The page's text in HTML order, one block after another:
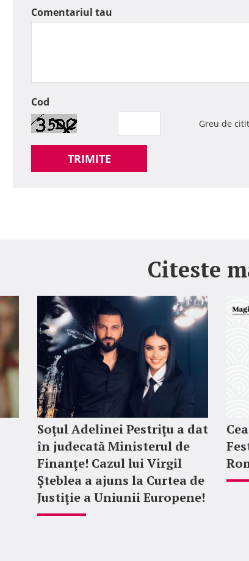
Comentariul tau
Cod
Greu de
TRIMITE
Citeste
Soţul Adelinei Pestriţu a dat
în judecată Ministerul de
Finanţe! Cazul lui Virgil
Şteblea a ajuns la Curtea de
Justiţie a Uniunii Europene!